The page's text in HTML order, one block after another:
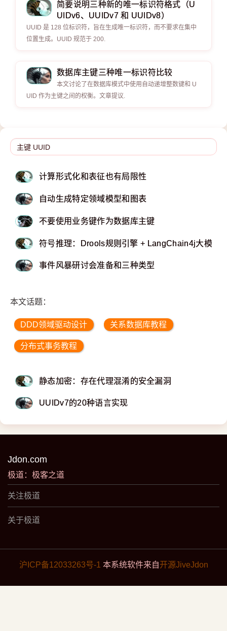
简要说明三种新的唯一标识符格式（U
UIDv6、UUIDv7 和 UUIDv8）
UUID 是 128 位标识符，旨在生成唯一标识符，而不要求在集中
位置生成。UUID 规范于 200.
数据库主键三种唯一标识符比较
本文讨论了在数据库模式中使用自动递增整数键和 U
UID 作为主键之间的权衡。文章提议.
计算形式化和表征也有局限性
自动生成特定领域模型和图表
不要使用业务键作为数据库主键
符号推理：Drools规则引擎 + LangChain4j大模型
事件风暴研讨会准备和三种类型
本文话题：
DDD领域驱动设计 关系数据库教程
分布式事务教程
静态加密：存在代理混淆的安全漏洞
UUIDv7的20种语言实现
Jdon.com
极道：极客之道
关注极道
关于极道
沪ICP备12033263号-1 本系统软件来自开源JiveJdon